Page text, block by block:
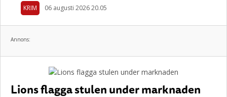
KRIM 06 augusti 2026 20.05
Annons:
Lions flagga stulen under marknaden